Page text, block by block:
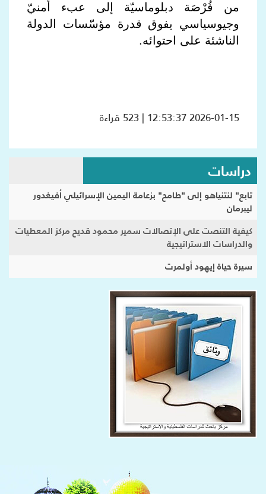
من فُرْصَة دبلوماسيّة إلى عبء أمنيّ
وجيوسياسي يفوق قدرة مؤسّسات الدولة
الناشئة على احتوائه.
2026-01-15 12:53:37 | 523 قراءة
دراسات
تابع" لنتنياهو إلى "طامح" بزعامة اليمين الإسرائيلي أفيغدور
ليبرمان
كيفية التنصت على الإتصالات سمير محمود قديح مركز المعطيات
والدراسات الاستراتيجية
سيرة حياة إيهود أولمرت